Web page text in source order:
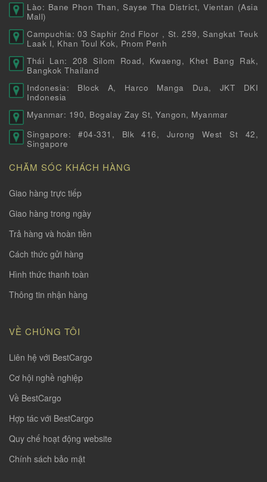
Lào: Bane Phon Than, Sayse Tha District, Vientan (Asia
Mall)
Campuchia: 03 Saphir 2nd Floor , St. 259, Sangkat Teuk
Laak I, Khan Toul Kok, Pnom Penh
Thái Lan: 208 Silom Road, Kwaeng, Khet Bang Rak,
Bangkok Thailand
Indonesia: Block A, Harco Manga Dua, JKT DKI
Indonesia
Myanmar: 190, Bogalay Zay St, Yangon, Myanmar
Singapore: #04-331, Blk 416, Jurong West St 42,
Singapore
CHĂM SÓC KHÁCH HÀNG
Giao hàng trực tiếp
Giao hàng trong ngày
Trả hàng và hoàn tiền
Cách thức gửi hàng
Hình thức thanh toàn
Thông tin nhận hàng
VỀ CHÚNG TÔI
Liên hệ với BestCargo
Cơ hội nghề nghiệp
Về BestCargo
Hợp tác với BestCargo
Quy chế hoạt động website
Chính sách bảo mật